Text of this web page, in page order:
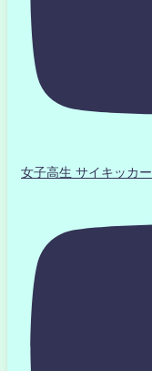
女子高生 サイキッカー